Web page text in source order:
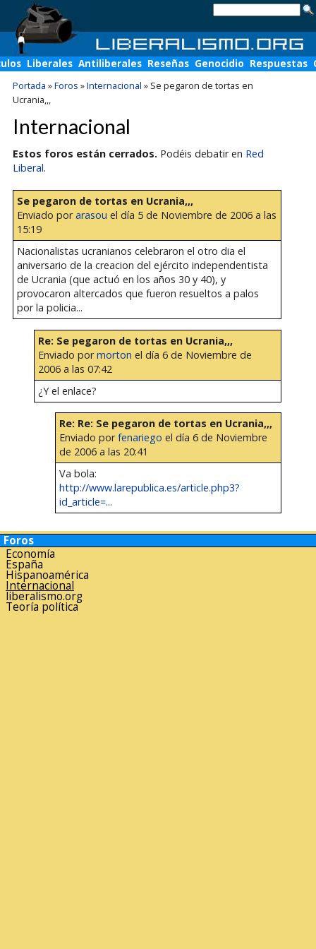
Liberales Antiliberales Reseñas Genocidio Respuestas
Portada »Foros »Internacional » Se pegaron de tortas en
Ucrania,,,
Internacional
Estos foros están cerrados. Podéis debatir en Red
Liberal.
Se pegaron de tortas en Ucrania,,,
Enviado porarasou el día 5 de Noviembre de 2006 a las
15:19
Nacionalistas ucranianos celebraron el otro dia el
aniversario de la creacion del ejército independentista
de Ucrania (que actuó en los años 30 y 40), y
provocaron altercados que fueron resueltos a palos
por la policia...
Re: Se pegaron de tortas en Ucrania,,,
Enviado pormorton el día 6 de Noviembre de
2006 a las 07:42
¿Y el enlace?
Re: Re: Se pegaron de tortas en Ucrania,,,
Enviado porfenariego el día 6 de Noviembre
de 2006 a las 20:41
Va bola:
http://www.larepublica.es/article.php3?
id_article=...
Foros
Economía
España
Hispanoamérica
Internacional
liberalismo.org
Teoría política